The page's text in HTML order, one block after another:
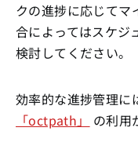
クの進捗に応じてマ
合によってはスケジ
検討してください。
効率的な進捗管理に
「octpath」
の利用